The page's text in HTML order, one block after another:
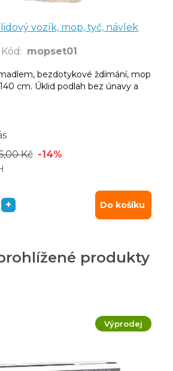
vozík, mop, tyč, návlek
Kód : mopset01
bezdotykové ždímání, mop
cm. Úklid podlah bez únavy a
Kč -14%
+ Do košíku
produkty
Výprodej